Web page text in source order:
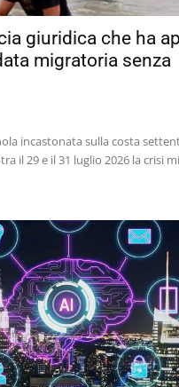
giuridica che ha
migratoria senza
incastonata sulla costa
il 29 e il 31 luglio 2026 la crisi